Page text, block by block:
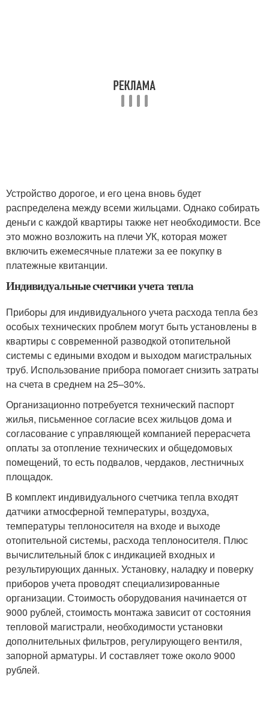
Устройство дорогое, и его цена вновь будет
распределена между всеми жильцами. Однако собирать
деньги с каждой квартиры также нет необходимости. Все
это можно возложить на плечи УК, которая может
включить ежемесячные платежи за ее покупку в
платежные квитанции.
Индивидуальные счетчики учета тепла
Приборы для индивидуального учета расхода тепла без
особых технических проблем могут быть установлены в
квартиры с современной разводкой отопительной
системы с едиными входом и выходом магистральных
труб. Использование прибора помогает снизить затраты
на счета в среднем на 25–30%.
Организационно потребуется технический паспорт
жилья, письменное согласие всех жильцов дома и
согласование с управляющей компанией перерасчета
оплаты за отопление технических и общедомовых
помещений, то есть подвалов, чердаков, лестничных
площадок.
В комплект индивидуального счетчика тепла входят
датчики атмосферной температуры, воздуха,
температуры теплоносителя на входе и выходе
отопительной системы, расхода теплоносителя. Плюс
вычислительный блок с индикацией входных и
результирующих данных. Установку, наладку и поверку
приборов учета проводят специализированные
организации. Стоимость оборудования начинается от
9000 рублей, стоимость монтажа зависит от состояния
тепловой магистрали, необходимости установки
дополнительных фильтров, регулирующего вентиля,
запорной арматуры. И составляет тоже около 9000
рублей.